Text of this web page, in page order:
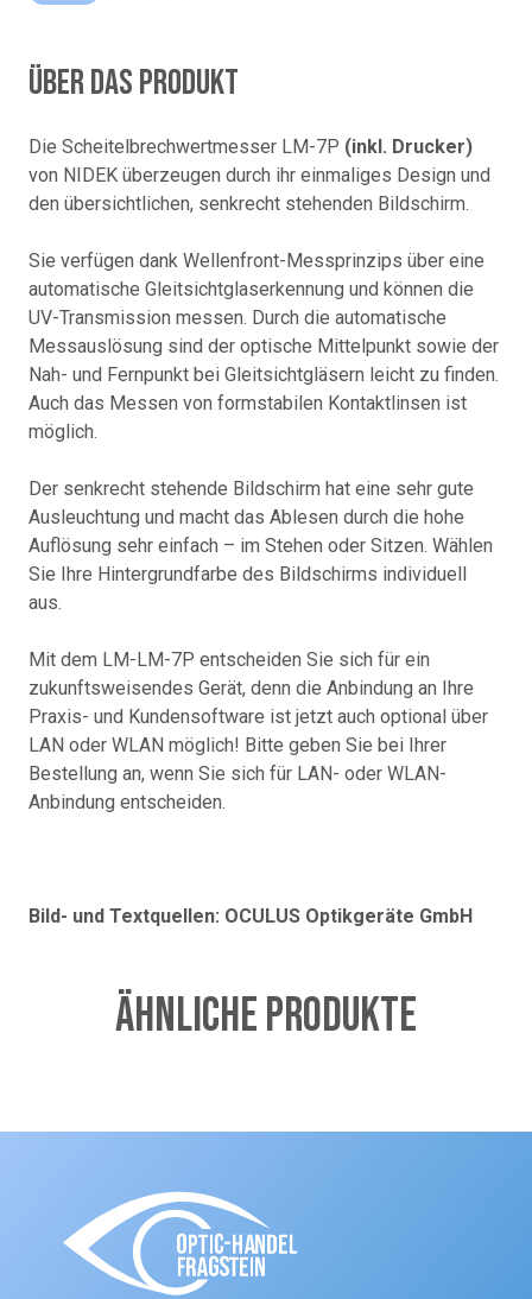
Über das Produkt
Die Scheitelbrechwertmesser LM-7P (inkl. Drucker)
von NIDEK überzeugen durch ihr einmaliges Design und
den übersichtlichen, senkrecht stehenden Bildschirm.
Sie verfügen dank Wellenfront-Messprinzips über eine
automatische Gleitsichtglaserkennung und können die
UV-Transmission messen. Durch die automatische
Messauslösung sind der optische Mittelpunkt sowie der
Nah- und Fernpunkt bei Gleitsichtgläsern leicht zu finden.
Auch das Messen von formstabilen Kontaktlinsen ist
möglich.
Der senkrecht stehende Bildschirm hat eine sehr gute
Ausleuchtung und macht das Ablesen durch die hohe
Auflösung sehr einfach – im Stehen oder Sitzen. Wählen
Sie Ihre Hintergrundfarbe des Bildschirms individuell
aus.
Mit dem LM-LM-7P entscheiden Sie sich für ein
zukunftsweisendes Gerät, denn die Anbindung an Ihre
Praxis- und Kundensoftware ist jetzt auch optional über
LAN oder WLAN möglich! Bitte geben Sie bei Ihrer
Bestellung an, wenn Sie sich für LAN- oder WLAN-
Anbindung entscheiden.
Bild- und Textquellen: OCULUS Optikgeräte GmbH
Ähnliche Produkte